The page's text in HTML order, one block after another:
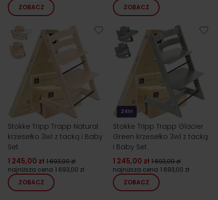
ZOBACZ
ZOBACZ
Stokke Tripp Trapp Natural
krzesełko 3w1 z tacką i Baby
Set
1 245,00 zł 1 693,00 zł
najniższa cena 1 693,00 zł
ZOBACZ
24h!
Stokke Tripp Trapp Glacier
Green krzesełko 3w1 z tacką
i Baby Set
1 245,00 zł 1 693,00 zł
najniższa cena 1 693,00 zł
ZOBACZ